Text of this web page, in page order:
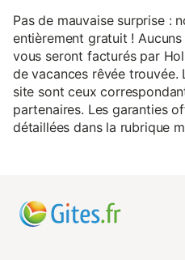
Pas de mauvaise surprise :
entièrement gratuit !
vous seront facturés par
de vacances rêvée
site sont ceux
partenaires. Les garanties
détaillées dans la rubrique